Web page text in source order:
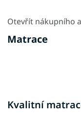
Matrace
Otevřít nákupního
Kvalitní